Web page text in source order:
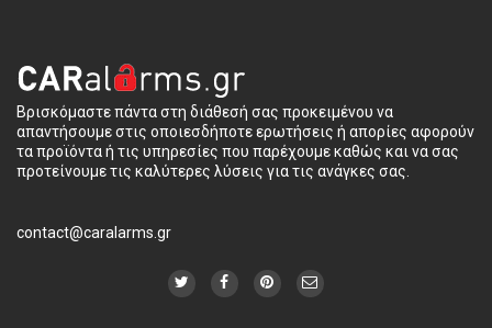
Βρισκόμαστε πάντα στη διάθεσή σας προκειμένου να
απαντήσουμε στις οποιεσδήποτε ερωτήσεις ή απορίες αφορούν
τα προϊόντα ή τις υπηρεσίες που παρέχουμε καθώς και να σας
προτείνουμε τις καλύτερες λύσεις για τις ανάγκες σας.
contact@caralarms.gr